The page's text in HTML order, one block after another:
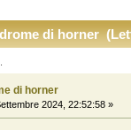
di horner
di horner
2024, 22:52:58 »